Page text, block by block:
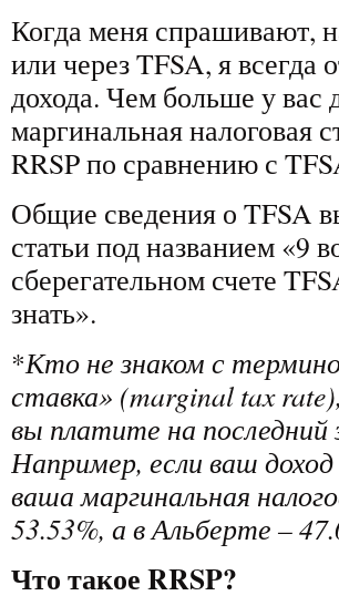
Когда меня спрашивают,
или через TFSA, я всегда
дохода. Чем больше у вас
маргинальная налоговая
RRSP по сравнению с
Общие сведения о TFSA
статьи под названием «9
сберегательном счете
знать».
*Кто не знаком с
ставка» (marginal tax
вы платите на последний
Например, если ваш
ваша маргинальная
53.53%, а в Альберте –
Что такое RRSP?